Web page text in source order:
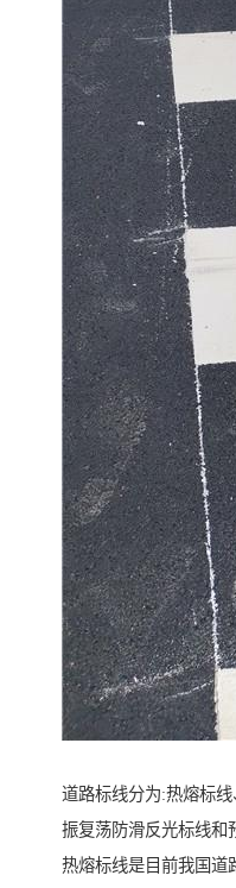
道路标线分为:热熔标线
振复荡防滑反光标线和
热熔标线是目前我国道